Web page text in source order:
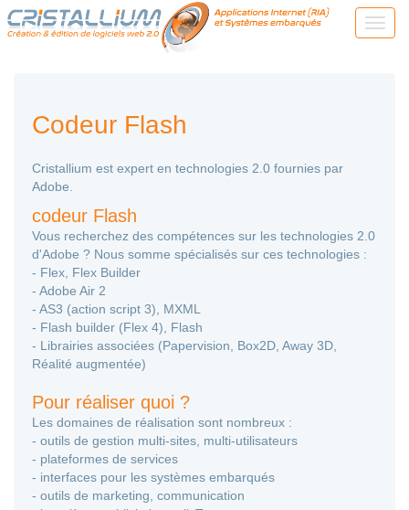
Codeur Flash
Cristallium est expert en technologies 2.0 fournies par
Adobe.
codeur Flash
Vous recherchez des compétences sur les technologies 2.0
d'Adobe ? Nous somme spécialisés sur ces technologies :
- Flex, Flex Builder
- Adobe Air 2
- AS3 (action script 3), MXML
- Flash builder (Flex 4), Flash
- Librairies associées (Papervision, Box2D, Away 3D,
Réalité augmentée)
Pour réaliser quoi ?
Les domaines de réalisation sont nombreux :
- outils de gestion multi-sites, multi-utilisateurs
- plateformes de services
- interfaces pour les systèmes embarqués
- outils de marketing, communication